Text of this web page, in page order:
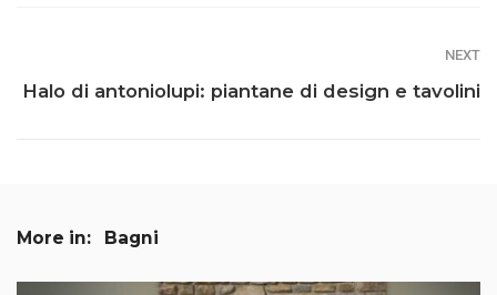
NEXT
Halo di antoniolupi: piantane di design e tavolini
More in: Bagni